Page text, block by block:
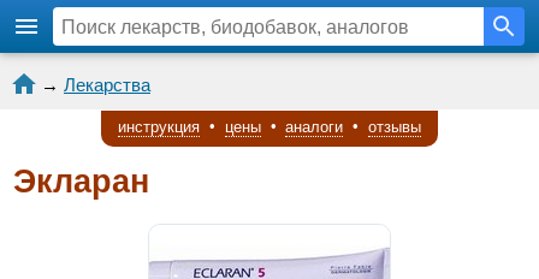
→ Лекарства
инструкция • цены • аналоги • отзывы
Экларан